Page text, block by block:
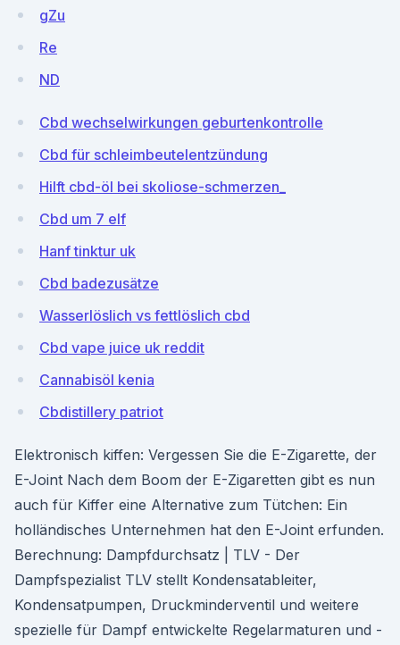
gZu
Re
ND
Cbd wechselwirkungen geburtenkontrolle
Cbd für schleimbeutelentzündung
Hilft cbd-öl bei skoliose-schmerzen_
Cbd um 7 elf
Hanf tinktur uk
Cbd badezusätze
Wasserlöslich vs fettlöslich cbd
Cbd vape juice uk reddit
Cannabisöl kenia
Cbdistillery patriot
Elektronisch kiffen: Vergessen Sie die E-Zigarette, der
E-Joint Nach dem Boom der E-Zigaretten gibt es nun
auch für Kiffer eine Alternative zum Tütchen: Ein
holländisches Unternehmen hat den E-Joint erfunden.
Berechnung: Dampfdurchsatz | TLV - Der
Dampfspezialist TLV stellt Kondensatableiter,
Kondensatpumpen, Druckminderventil und weitere
spezielle für Dampf entwickelte Regelarmaturen und -